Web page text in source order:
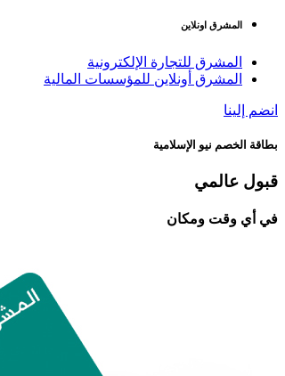
المشرق اونلاين
المشرق للتجارة الإلكترونية
المشرق أونلاين للمؤسسات المالية
انضم إلينا
بطاقة الخصم نيو الإسلامية
قبول عالمي
في أي وقت ومكان